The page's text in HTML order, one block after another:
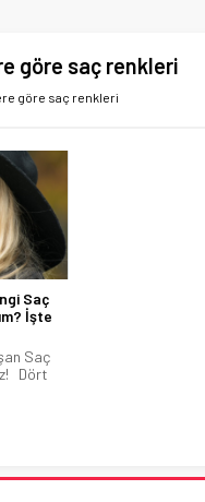
göre saç renkleri
göre saç renkleri
Saç
İşte
Saç
Dört